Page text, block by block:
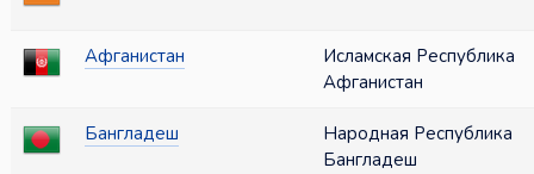
Афганистан
Исламская Республика
Афганистан
Бангладеш
Народная Республика
Бангладеш